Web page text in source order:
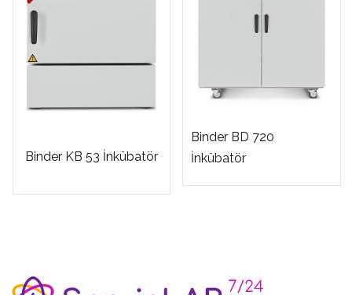
Binder KB 53 İnkübatör
Binder BD 720
İnkübatör